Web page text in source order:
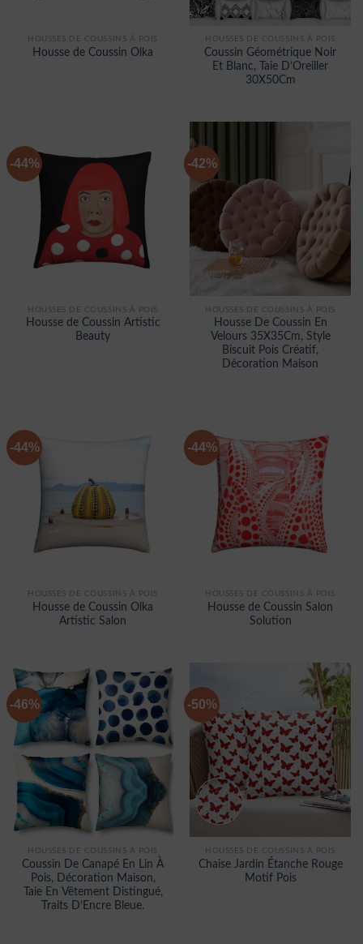
HOUSSES DE COUSSINS À POIS
Housse de Coussin Olka
HOUSSES DE COUSSINS À POIS
Coussin Géométrique Noir
Et Blanc, Taie D’Oreiller
30X50Cm
-44%
HOUSSES DE COUSSINS À POIS
Housse de Coussin Artistic
Beauty
-42%
HOUSSES DE COUSSINS À POIS
Housse De Coussin En
Velours 35X35Cm, Style
Biscuit Pois Créatif,
Décoration Maison
-44%
HOUSSES DE COUSSINS À POIS
Housse de Coussin Olka
Artistic Salon
-44%
HOUSSES DE COUSSINS À POIS
Housse de Coussin Salon
Solution
-46%
HOUSSES DE COUSSINS À POIS
Coussin De Canapé En Lin À
Pois, Décoration Maison,
Taie En Vêtement Distingué,
Traits D’Encre Bleue.
-50%
HOUSSES DE COUSSINS À POIS
Chaise Jardin Étanche Rouge
Motif Pois